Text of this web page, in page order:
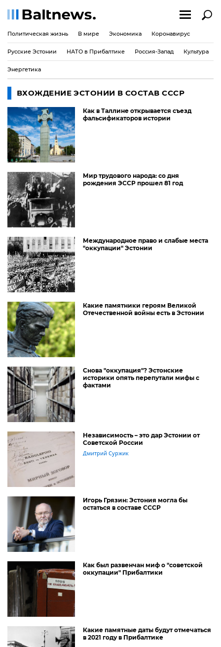
Политическая жизнь В мире Экономика Коронавирус
Русские Эстонии НАТО в Прибалтике Россия-Запад Культура
Энергетика
ВХОЖДЕНИЕ ЭСТОНИИ В СОСТАВ СССР
Как в Таллине открывается съезд
фальсификаторов истории
Мир трудового народа: со дня
рождения ЭССР прошел 81 год
Международное право и слабые места
"оккупации" Эстонии
Какие памятники героям Великой
Отечественной войны есть в Эстонии
Снова "оккупация"? Эстонские
историки опять перепутали мифы с
фактами
Независимость – это дар Эстонии от
Советской России
Дмитрий Суржик
Игорь Грязин: Эстония могла бы
остаться в составе СССР
Как был развенчан миф о "советской
оккупации" Прибалтики
Какие памятные даты будут отмечаться
в 2021 году в Прибалтике